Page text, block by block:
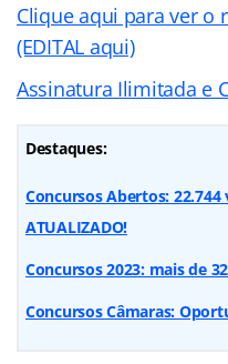
Clique aqui para ver o
(EDITAL aqui)
Assinatura Ilimitada e
Destaques:
Concursos Abertos: 22.744
ATUALIZADO!
Concursos 2023: mais de
Concursos Câmaras: